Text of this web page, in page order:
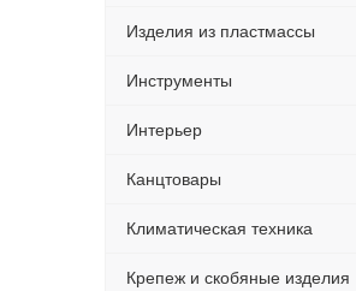
Изделия из пластмассы
Инструменты
Интерьер
Канцтовары
Климатическая техника
Крепеж и скобяные изделия